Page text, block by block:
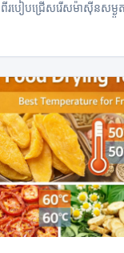
ពីរបៀបជ្រើសរើសម៉ាស៊ីនសម្ងួ